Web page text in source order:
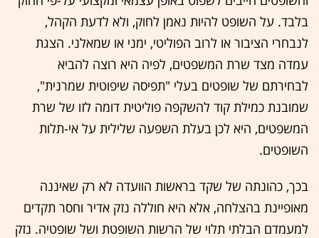
בלבד. על השופט להיות נאמן לחוק, ולא לדעת הקהל,
לנבחרי הציבור או לרוב הפוליטי, ימני או שמאלני. הצגת
עמדה מצד שרת המשפטים, לפיה היא רוצה להביא
לבחירתם של שופטים בעלי "תפיסה שיפוטית שמרנית",
שמובנת כמילת קוד להשקפה פוליטית דומה לזו של שרת
המשפטים, היא לכן בעלת השפעה שלילית על אי-תלות
השופטים.
בכך, כהונתה של שקד בראשות הוועדה לא רק שאיננה
מאופיינת בהצלחה, אלא היא חוללה נזק אדיר וחסר תקדים
למעמדם הבלתי תלוי של הרשות השופטת ושל שופטיה. נזק